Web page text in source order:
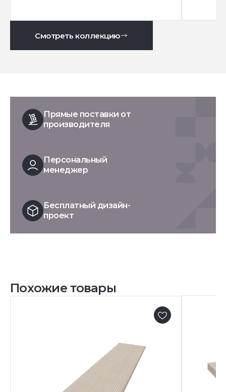
Смотреть коллекцию
Прямые поставки от
производителя
Персональный
менеджер
Бесплатный дизайн-
проект
Похожие товары